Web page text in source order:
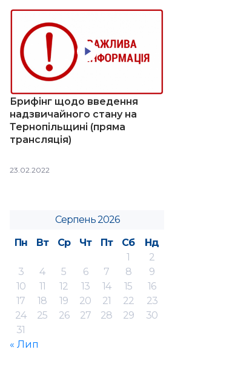
Брифінг щодо введення
надзвичайного стану на
Тернопільщині (пряма
трансляція)
23.02.2022
Серпень 2026
Пн
Вт Ср Чт Пт Сб
Нд
1
2
3
4 5 6 7 8
9
10
11 12 13 14 15
16
17
18 19 20 21 22
23
24
25 26 27 28 29
30
31
« Лип